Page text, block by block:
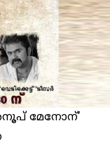
മേനോന്’